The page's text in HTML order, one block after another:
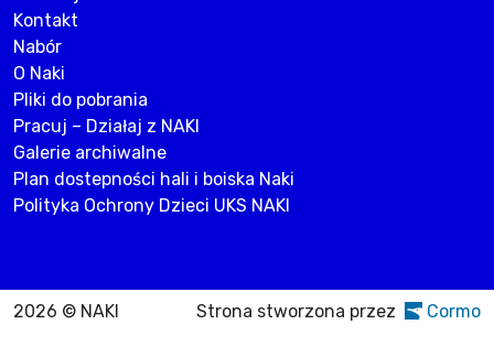
Kontakt
Nabór
O Naki
Pliki do pobrania
Pracuj – Działaj z NAKI
Galerie archiwalne
Plan dostepności hali i boiska Naki
Polityka Ochrony Dzieci UKS NAKI
2026 © NAKI Strona stworzona przez Cormo